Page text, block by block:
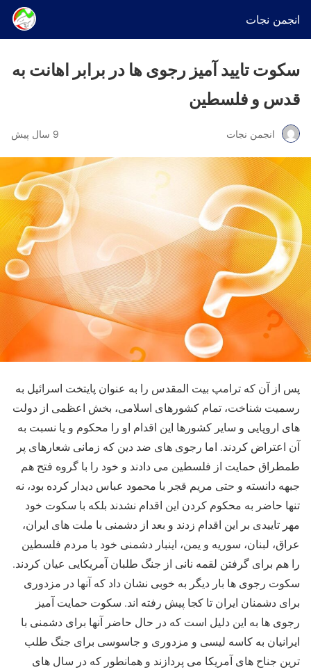
انجمن نجات
سکوت تایید آمیز رجوی ها در برابر اهانت به
قدس و فلسطین
انجمن نجات 9 سال پیش
پس از آن که ترامپ بیت المقدس را به عنوان پایتخت اسرائیل به
رسمیت شناخت، تمام کشورهای اسلامی، بخش اعظمی از دولت
های اروپایی و سایر کشورها این اقدام او را محکوم و یا نسبت به
آن اعتراض کردند. اما رجوی های ضد دین که زمانی شعارهای پر
طمطراق حمایت از فلسطین می دادند و خود را با گروه فتح هم
جبهه دانسته و حتی مریم قجر با محمود عباس دیدار کرده بود، نه
تنها حاضر به محکوم کردن این اقدام نشدند بلکه با سکوت خود
مهر تاییدی بر این اقدام زدند و بعد از دشمنی با ملت های ایران،
عراق، لبنان، سوریه و یمن، اینبار دشمنی خود با مردم فلسطین
را هم برای گرفتن لقمه نانی از جنگ طلبان آمریکایی عیان کردند.
سکوت رجوی ها بار دیگر به خوبی نشان داد که آنها در مزدوری
برای دشمنان ایران تا کجا پیش رفته اند. سکوت حمایت آمیز
رجوی ها به این دلیل است که در حال حاضر آنها برای دشمنی با
ایرانیان به کاسه لیسی و مزدوری و جاسوسی برای جنگ طلب
ترین جناح های آمریکا می پردازند و همانطور که در سال های